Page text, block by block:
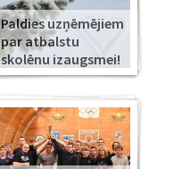
Paldies uzņēmējiem
par atbalstu
skolēnu izaugsmei!